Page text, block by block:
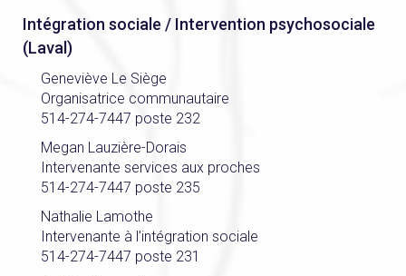
Intégration sociale / Intervention psychosociale
(Laval)
Geneviève Le Siège
Organisatrice communautaire
514-274-7447 poste 232
Megan Lauzière-Dorais
Intervenante services aux proches
514-274-7447 poste 235
Nathalie Lamothe
Intervenante à l’intégration sociale
514-274-7447 poste 231